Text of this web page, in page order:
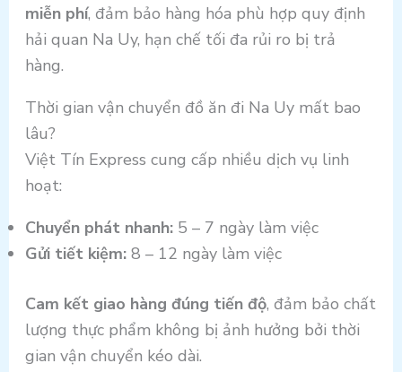
miễn phí, đảm bảo hàng hóa phù hợp quy định
hải quan Na Uy, hạn chế tối đa rủi ro bị trả
hàng.
Thời gian vận chuyển đồ ăn đi Na Uy mất bao
lâu?
Việt Tín Express cung cấp nhiều dịch vụ linh
hoạt:
Chuyển phát nhanh:5 – 7 ngày làm việc
Gửi tiết kiệm:8 – 12 ngày làm việc
Cam kết giao hàng đúng tiến độ, đảm bảo chất
lượng thực phẩm không bị ảnh hưởng bởi thời
gian vận chuyển kéo dài.